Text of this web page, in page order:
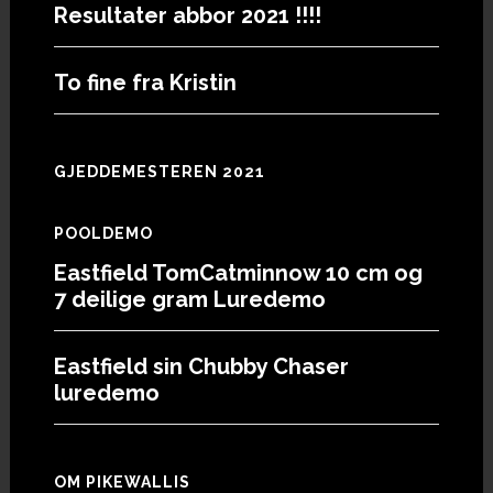
Resultater abbor 2021 !!!!
To fine fra Kristin
GJEDDEMESTEREN 2021
POOLDEMO
Eastfield TomCatminnow 10 cm og
7 deilige gram Luredemo
Eastfield sin Chubby Chaser
luredemo
OM PIKEWALLIS